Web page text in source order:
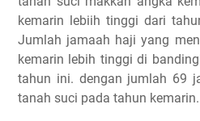
kemarin lebiih tinggi dari
Jumlah jamaah haji yang
kemarin lebih tinggi di
tahun ini. dengan jumlah 69
tanah suci pada tahun kemarin.